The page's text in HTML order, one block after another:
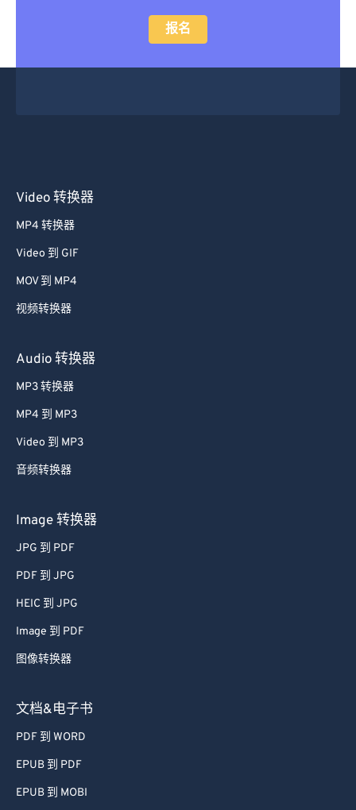
报名
Video 转换器
MP4 转换器
Video 到 GIF
MOV 到 MP4
视频转换器
Audio 转换器
MP3 转换器
MP4 到 MP3
Video 到 MP3
音频转换器
Image 转换器
JPG 到 PDF
PDF 到 JPG
HEIC 到 JPG
Image 到 PDF
图像转换器
文档&电子书
PDF 到 WORD
EPUB 到 PDF
EPUB 到 MOBI